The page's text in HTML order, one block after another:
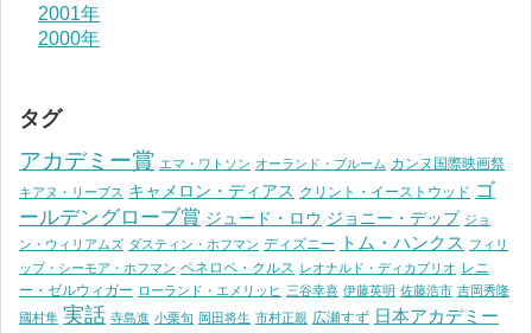
2001年
2000年
タグ
アカデミー賞 エマ・ワトソン オーランド・ブルーム カンヌ国際映画祭
キアヌ・リーブス キャメロン・ディアス クリント・イーストウッド ゴ
ールデングローブ賞 ジュード・ロウ ジョニー・デップ ジョ
ン・ウィリアムズ ダスティン・ホフマン ディズニー トム・ハンクス フィリ
ップ・シーモア・ホフマン ペネロペ・クルス レオナルド・ディカプリオ レニ
ー・ゼルウィガー ローランド・エメリッヒ 三谷幸喜 伊藤英明 佐藤浩市 吉岡秀隆
國村隼 実話 寺島進 小栗旬 岡田将生 市村正親 広瀬すず 日本アカデミー